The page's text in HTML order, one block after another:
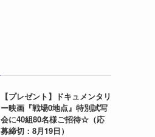
【プレゼント】ドキュメンタリ
ー映画『戦場0地点』特別試写
会に40組80名様ご招待☆（応
募締切：8月19日）